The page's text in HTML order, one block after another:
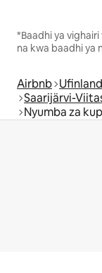
*Baadhi ya
na kwa baadhi ya
Airbnb Ufinland
Saarijärvi-
Nyumba za